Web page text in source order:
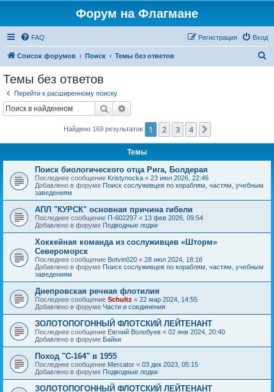
Форум на Флагмане
FAQ Вход
Регистрация
Список форумов Поиск Темы без ответов
Темы без ответов
Перейти к расширенному поиску
Поиск
Найдено 169 результатов 1 2 3 4
Темы
Поиск биологического отца Рига, Болдерая
Последнее сообщение Kristynocka « 23 июл 2026, 22:46
Добавлено в форуме Поиск сослуживцев по кораблям, частям, учебным
заведениям
АПЛ "КУРСК" основная причина гибели
Последнее сообщение П-602297 « 13 фев 2026, 09:54
Добавлено в форуме Подводные лодки
Хоккейная команда из сослуживцев «Шторм»
Североморск
Последнее сообщение Botvin020 « 28 июл 2024, 18:18
Добавлено в форуме Поиск сослуживцев по кораблям, частям, учебным
заведениям
Днепровская речная флотилия
Последнее сообщение Schultz « 22 мар 2024, 14:55
Добавлено в форуме Части и соединения
ЗОЛОТОПОГОННЫЙ ФЛОТСКИЙ ЛЕЙТЕНАНТ
Последнее сообщение Евгний Волобуев « 02 янв 2024, 20:40
Добавлено в форуме Байки
Поход "С-164" в 1955
Последнее сообщение Mercator « 03 дек 2023, 05:15
Добавлено в форуме Подводные лодки
ЗОЛОТОПОГОННЫЙ ФЛОТСКИЙ ЛЕЙТЕНАНТ